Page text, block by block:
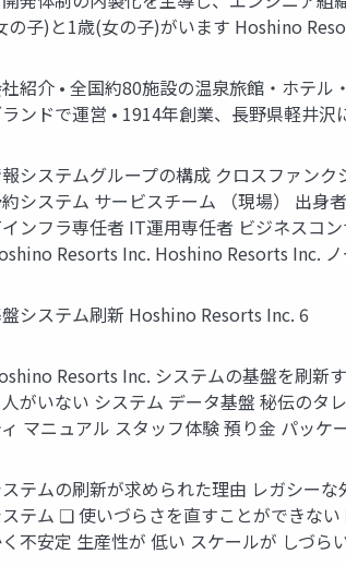
の子)と1歳(女の子)がいます Hoshino
紹介 • 全国約80施設の温泉旅館・ホテ
ンドで運営 • 1914年創業、長野県軽井
システムグループの構成 クロスファン
システム サービスチーム （現場） 出身
ンフラ専任者 IT運用専任者 ビジネスコ
Resorts Inc. Hoshino Resorts Inc.
システム刷新 Hoshino Resorts Inc. 6
Resorts Inc. システムの基盤を刷新
がいない システム データ基盤 秘伝のタ
マニュアル スタッフ体験 預り金 パッケ
テムの刷新が求められた理由 レガシー
ステム ❏ 使いづらさを直すことができな
不安定 生産性が 低い スケールが しづ